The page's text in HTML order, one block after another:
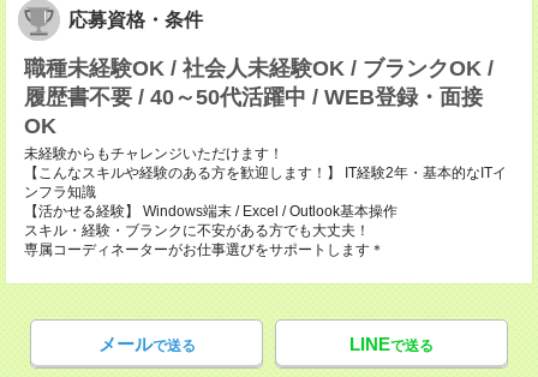
応募資格・条件
職種未経験OK / 社会人未経験OK / ブランクOK /
履歴書不要 / 40～50代活躍中 / WEB登録・面接
OK
未経験からもチャレンジいただけます！
【こんなスキルや経験のある方を歓迎します！】 IT経験2年・基本的なITイ
ンフラ知識
【活かせる経験】 Windows端末 / Excel / Outlook基本操作
スキル・経験・ブランクに不安がある方でも大丈夫！
専属コーディネーターがお仕事選びをサポートします＊
メールで送る LINEで送る